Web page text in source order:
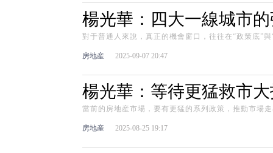
楊光華：四大一線城市
對于普通人來說，真正的機會窗口，往往在“政策底”
房地産 2025-09-07 20:47
楊光華：等待更猛救市
當前的房地産市場，要有更猛的系列政策，推動市場
房地産 2025-08-25 19:17